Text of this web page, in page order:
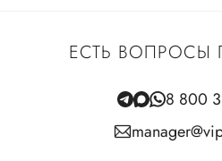
ЕСТЬ ВОПРОСЫ
8 800